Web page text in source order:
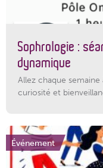
Sophrologie :
dynamique
Allez chaque
curiosité et
Événement